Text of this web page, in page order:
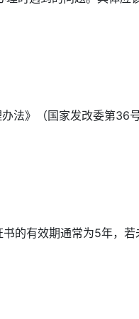
法》（国家发改委第36
的有效期通常为5年，若